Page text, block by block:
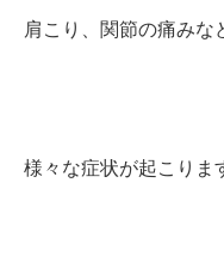
肩こり、関節の痛みな
様々な症状が起こりま